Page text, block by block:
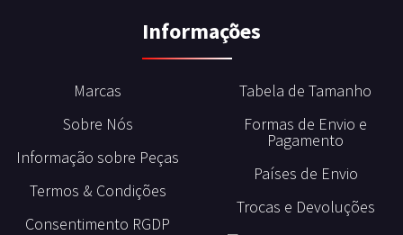
Informações
Marcas
Sobre Nós
Informação sobre Peças
Termos & Condições
Consentimento RGDP
Tabela de Tamanho
Formas de Envio e
Pagamento
Países de Envio
Trocas e Devoluções